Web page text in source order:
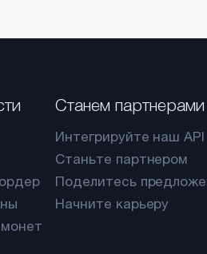
Станем партнерами
Интегрируйте наш API
Станьте партнером
Поделитесь
Начните карьеру